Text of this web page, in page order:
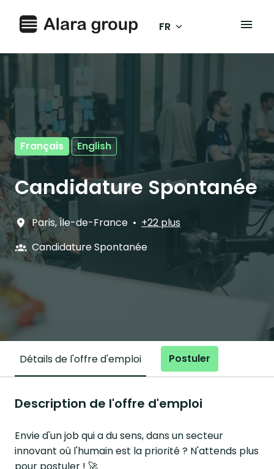
contenuPage d'accueil FR
Français English
Candidature Spontanée
Paris,Île-de-France • +22 plus
Candidature Spontanée
Détails de l'offre d'emploi Postuler
Description de l'offre d'emploi
Envie d'un job qui a du sens, dans un secteur
innovant où l'humain est la priorité ? N'attends plus